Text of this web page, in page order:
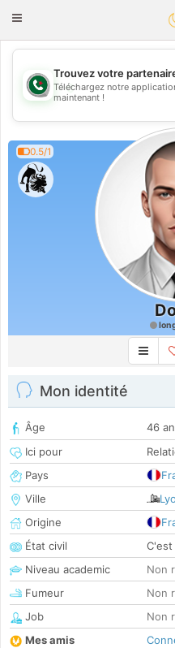
Toggle
💖
💕
Trouvez votre
Téléchargez notre
maintenant !
0.5/1
Mon identité
Âge
46
Ici pour
Pays
Ville
Origine
État civil
C'est
Niveau academic
Non
Fumeur
Non
Job
Non
Mes amis